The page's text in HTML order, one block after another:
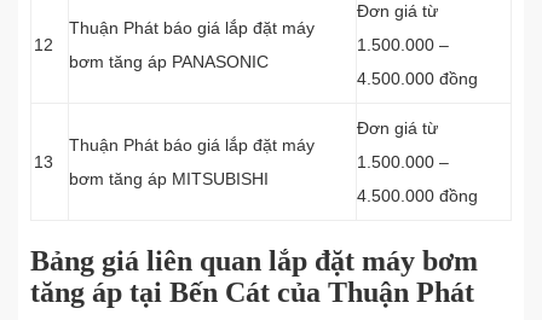
12
Thuận Phát báo giá lắp đặt máy
bơm tăng áp PANASONIC
Đơn giá từ
1.500.000 –
4.500.000 đồng
13
Thuận Phát báo giá lắp đặt máy
bơm tăng áp MITSUBISHI
Đơn giá từ
1.500.000 –
4.500.000 đồng
Bảng giá liên quan lắp đặt máy bơm
tăng áp tại Bến Cát của Thuận Phát